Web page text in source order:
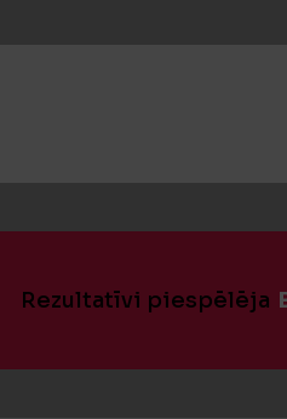
Rezultatīvi piespēlēja